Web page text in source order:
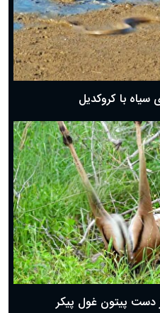
سیاه با کروکدیل
از دست پیتون غول پیکر